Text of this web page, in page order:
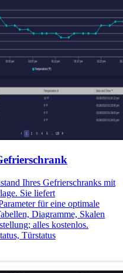
Ihres Gefrierschranks mit
Sie liefert
für eine optimale
Diagramme, Skalen
alles kostenlos.
Türstatus